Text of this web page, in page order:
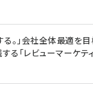
る。」会社全体最適を
る「レビューマーケテ